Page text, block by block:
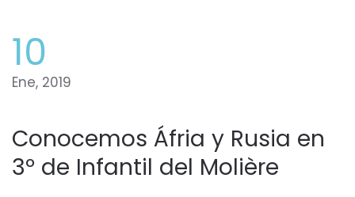
10
Ene, 2019
Conocemos Áfria y Rusia en
3º de Infantil del Molière